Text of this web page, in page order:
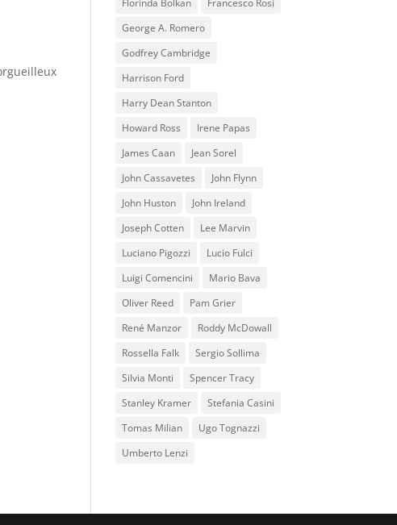
Florinda Bolkan
Francesco Rosi
George A. Romero
Godfrey Cambridge
Harrison Ford
Harry Dean Stanton
Howard Ross
Irene Papas
James Caan
Jean Sorel
John Cassavetes
John Flynn
John Huston
John Ireland
Joseph Cotten
Lee Marvin
Luciano Pigozzi
Lucio Fulci
Luigi Comencini
Mario Bava
Oliver Reed
Pam Grier
René Manzor
Roddy McDowall
Rossella Falk
Sergio Sollima
Silvia Monti
Spencer Tracy
Stanley Kramer
Stefania Casini
Tomas Milian
Ugo Tognazzi
Umberto Lenzi